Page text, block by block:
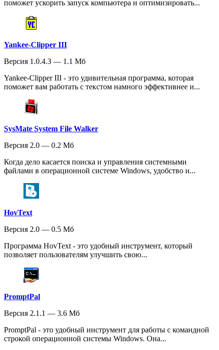
поможет ускорить запуск компьютера и оптимизировать...
Yankee-Clipper III
Версия 1.0.4.3 — 1.1 Мб
Yankee-Clipper III - это удивительная программа, которая
поможет вам работать с текстом намного эффективнее и...
SysMate System File Walker
Версия 2.0 — 0.2 Мб
Когда дело касается поиска и управления системными
файлами в операционной системе Windows, удобство и...
HovText
Версия 2.0 — 0.5 Мб
Программа HovText - это удобный инструмент, который
позволяет пользователям улучшить свою...
PromptPal
Версия 2.1.1 — 3.6 Мб
PromptPal - это удобный инструмент для работы с командной
строкой операционной системы Windows. Она...